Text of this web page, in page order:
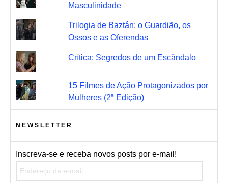
Masculinidade
Trilogia de Baztán: o Guardião, os
Ossos e as Oferendas
Crítica: Segredos de um Escândalo
15 Filmes de Ação Protagonizados por
Mulheres (2ª Edição)
NEWSLETTER
Inscreva-se e receba novos posts por e-mail!